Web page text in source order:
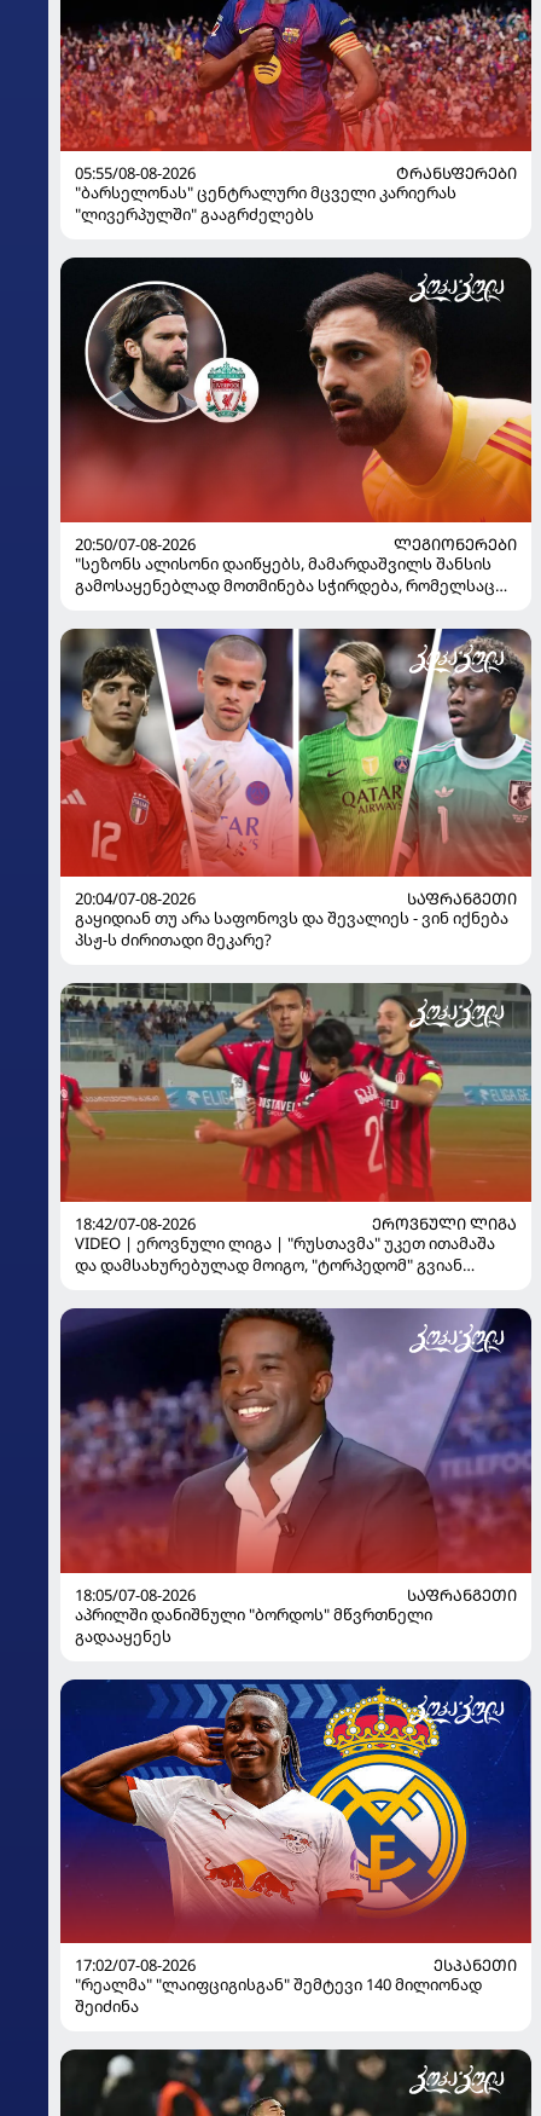
05:55/08-08-2026
ᲢᲠᲐᲜᲡᲤᲔᲠᲔᲑᲘ
"ბარსელონას" ცენტრალური მცველი კარიერას
"ლივერპულში" გააგრძელებს
20:50/07-08-2026
ᲚᲔᲒᲘᲝᲜᲔᲠᲔᲑᲘ
"სეზონს ალისონი დაიწყებს, მამარდაშვილს შანსის
გამოსაყენებლად მოთმინება სჭირდება, რომელსაც
ყოფილმა მეკარემ
20:04/07-08-2026
ᲡᲐᲤᲠᲐᲜᲒᲔᲗᲘ
გაყიდიან თუ არა საფონოვს და შევალიეს - ვინ იქნება
პსჟ-ს ძირითადი მეკარე?
18:42/07-08-2026
ᲔᲠᲝᲕᲜᲣᲚᲘ ᲚᲘᲒᲐ
VIDEO | ეროვნული ლიგა | "რუსთავმა" უკეთ ითამაშა
და დამსახურებულად მოიგო, "ტორპედომ" გვიან
18:05/07-08-2026
ᲡᲐᲤᲠᲐᲜᲒᲔᲗᲘ
აპრილში დანიშნული "ბორდოს" მწვრთნელი
გადააყენეს
17:02/07-08-2026
ᲔᲡᲞᲐᲜᲔᲗᲘ
"რეალმა" "ლაიფციგისგან" შემტევი 140 მილიონად
შეიძინა